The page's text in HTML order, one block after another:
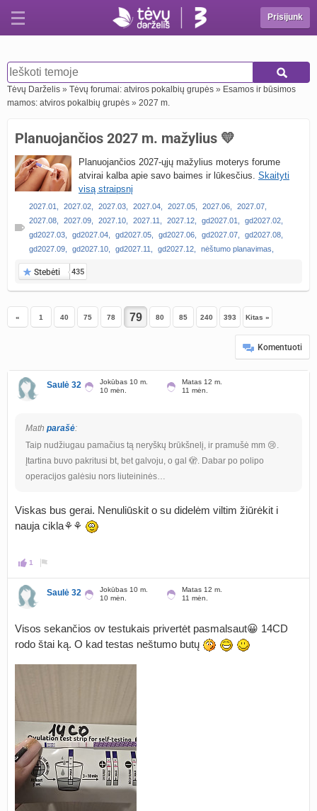
Prisijunk
Tėvų Darželis » Tėvų forumai: atviros pokalbių grupės » Esamos ir būsimos
mamos: atviros pokalbių grupės » 2027 m.
Planuojančios 2027 m. mažylius 💛
Planuojančios 2027-ųjų mažylius moterys forume
atvirai kalba apie savo baimes ir lūkesčius. Skaityti
visą straipsnį
2027.01 2027.02 2027.03 2027.04 2027.05 2027.06 2027.07
2027.08
2027.09 2027.10 2027.11 2027.12 gd2027.01 gd2027.02
gd2027.03
gd2027.04 gd2027.05 gd2027.06 gd2027.07 gd2027.08
gd2027.09
gd2027.10 gd2027.11 gd2027.12 nėštumo planavimas
Stebėti 435
« 1 40 75 78 80 85 240 393 Kitas »
Komentuoti
Saulė 32
Jokūbas 10 m.
10 mėn.
Matas 12 m.
11 mėn.
Math parašė:
Taip nudžiugau pamačius tą neryškų brūkšnelį, ir pramušė mm 😢.
Įtartina buvo pakritusi bt, bet galvoju, o gal 🫣. Dabar po polipo
operacijos galėsiu nors liuteininės…
Viskas bus gerai. Nenuliūskit o su didelėm viltim žiūrėkit i
nauja cikla⚘️⚘️
1
Saulė 32
Jokūbas 10 m.
10 mėn.
Matas 12 m.
11 mėn.
Visos sekančios ov testukais privertėt pasmalsaut😀 14CD
rodo štai ką. O kad testas neštumo butų